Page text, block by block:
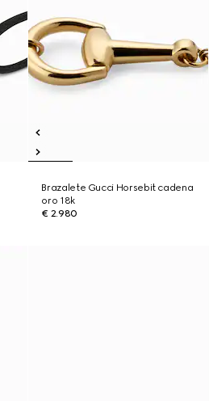
Brazalete Gucci Horsebit cadena
oro 18k
€ 2.980